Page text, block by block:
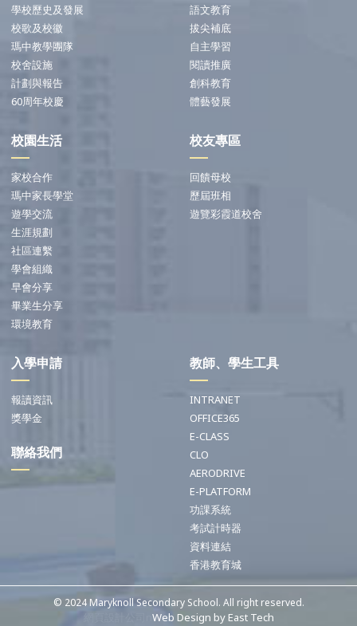
學校歷史及發展
校歌及校徽
瑪中教學團隊
校舍設施
計劃與報告
60周年校慶
語文教育
拔尖補底
自主學習
閱讀推廣
創科教育
體藝發展
校園生活
家校合作
瑪中家長學堂
遊學交流
生涯規劃
社區連繫
學會組織
早會分享
畢業生分享
環境教育
校友專區
回饋母校
歷屆班相
遊覽彩霞道校舍
入學申請
報讀資訊
獎學金
聯絡我們
教師、學生工具
INTRANET
OFFICE365
E-CLASS
CLO
AERODRIVE
E-PLATFORM
功課系統
考試計時器
資料連結
香港教育城
© 2024 Maryknoll Secondary School. All right reserved.
Web Design byEast Tech